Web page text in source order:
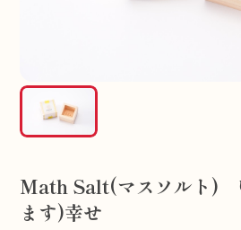
Math Salt(マスソルト)
ます)幸せ